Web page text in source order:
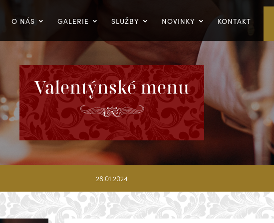
O NÁS GALERIE SLUŽBY NOVINKY KONTAKT
Valentýnské menu
28.01.2024